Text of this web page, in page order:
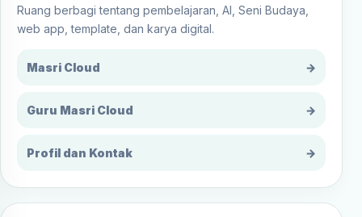
Ruang berbagi tentang pembelajaran, AI, Seni Budaya,
web app, template, dan karya digital.
Masri Cloud →
Guru Masri Cloud →
Profil dan Kontak →